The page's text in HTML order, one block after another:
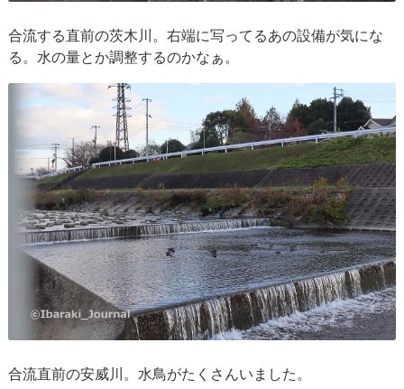
合流する直前の茨木川。右端に写ってるあの設備が気にな
る。水の量とか調整するのかなぁ。
合流直前の安威川。水鳥がたくさんいました。